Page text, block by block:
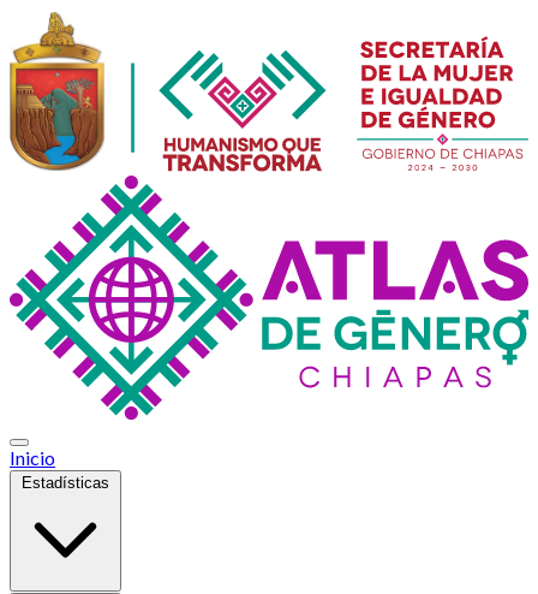
Inicio
Estadísticas